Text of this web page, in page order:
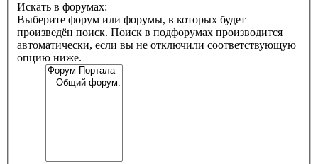
Искать в форумах:
Выберите форум или форумы, в которых будет
произведён поиск. Поиск в подфорумах производится
автоматически, если вы не отключили соответствующую
опцию ниже.